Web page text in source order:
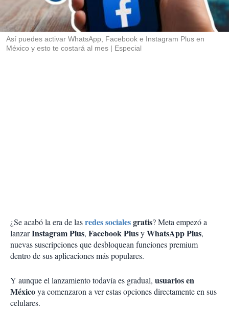
i
r
Así puedes activar WhatsApp, Facebook e Instagram Plus en
México y esto te costará al mes
Especial
¿Se acabó la era de lasredes socialesgratis? Meta empezó a
lanzarInstagram Plus, Facebook PlusyWhatsApp Plus,
nuevas suscripciones que desbloquean funciones premium
dentro de sus aplicaciones más populares.
Y aunque el lanzamiento todavía es gradual, usuarios en
Méxicoya comenzaron a ver estas opciones directamente en sus
celulares.